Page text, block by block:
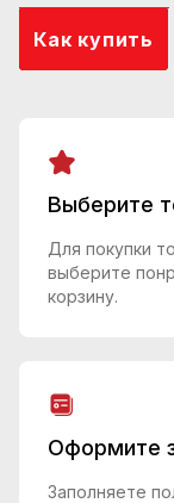
Как купить
Выберите
Для покупки
выберите
корзину.
Оформите
Заполняете